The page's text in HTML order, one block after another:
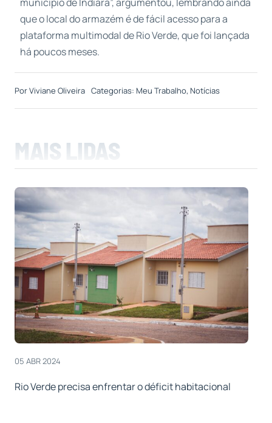
que o local do armazém é de fácil acesso para a
plataforma multimodal de Rio Verde, que foi lançada
há poucos meses.
PorViviane Oliveira Categorias: Meu Trabalho, Notícias
MAIS LIDAS
05 ABR 2024
Rio Verde precisa enfrentar o déficit habitacional